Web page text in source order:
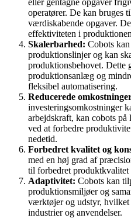
operatører. De kan bruges
værdiskabende opgaver.
effektiviteten i
Skalerbarhed: Cobots
produktionslinjer og kan
produktionsbehovet. Dette
produktionsanlæg og
fleksibel automatisering.
Reducerede
investeringsomkostninger
arbejdskraft, kan cobots på
ved at forbedre
nedetid.
Forbedret kvalitet og
med en høj grad af
til forbedret produktkvalitet
Adaptivitet: Cobots kan
produktionsmiljøer og
værktøjer og udstyr,
industrier og anvendelser.